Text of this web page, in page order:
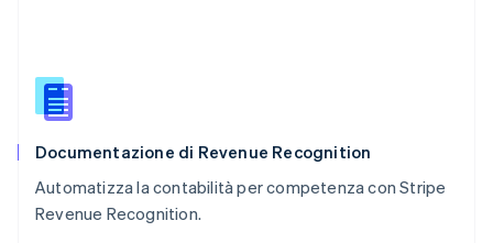
Documentazione di Revenue Recognition
Automatizza la contabilità per competenza con Stripe
Revenue Recognition.
English
Slovacchia
Slovenia
Spagna
EspañolEnglish